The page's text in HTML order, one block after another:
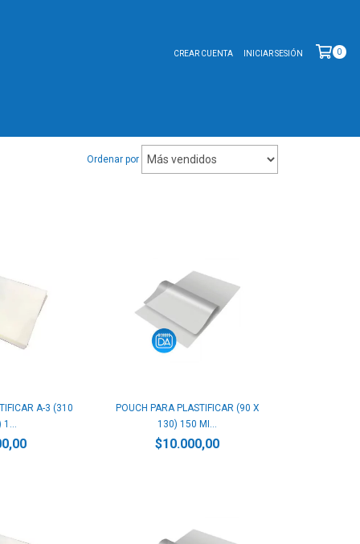
CREAR CUENTA INICIAR SESIÓN 0
Ordenar por
A-3 (310
POUCH PARA PLASTIFICAR (90 X
130) 150 MI...
$10.000,00